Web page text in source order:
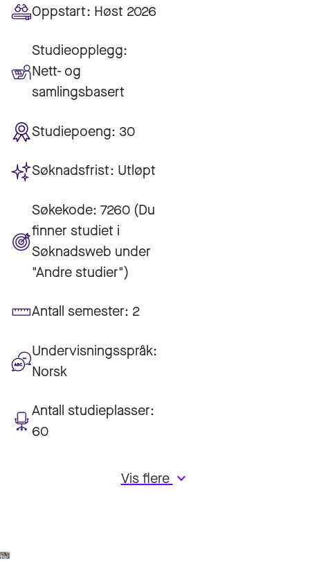
Oppstart: Høst 2026
Studieopplegg:
Nett- og
samlingsbasert
Studiepoeng: 30
Søknadsfrist: Utløpt
Søkekode: 7260 (Du
finner studiet i
Søknadsweb under
"Andre studier")
Antall semester: 2
Undervisningsspråk:
Norsk
Antall studieplasser:
60
Vis flerekeyboard_arrow_down